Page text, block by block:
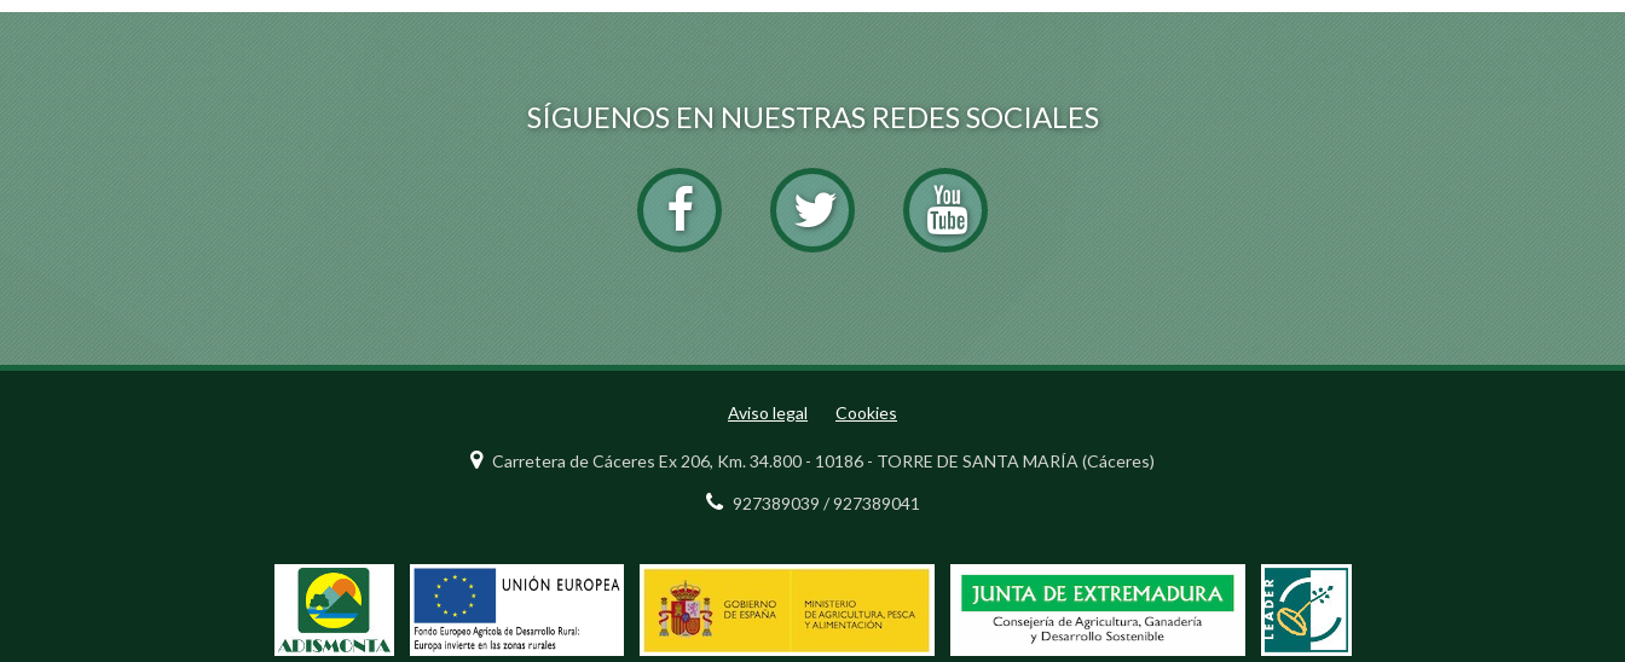
SÍGUENOS EN NUESTRAS REDES SOCIALES
Aviso legal Cookies
Carretera de Cáceres Ex 206, Km. 34.800 - 10186 - TORRE DE SANTA MARÍA (Cáceres)
927389039 / 927389041